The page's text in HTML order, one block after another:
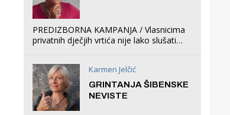
PREDIZBORNA KAMPANJA / Vlasnicima
privatnih dječjih vrtića nije lako slušati
što oni rade u Šibeniku ne postoji
Karmen Jelčić
GRINTANJA ŠIBENSKE
NEVISTE